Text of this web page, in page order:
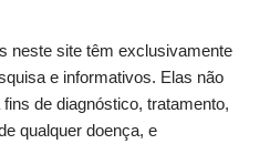
neste site têm exclusivamente
e informativos. Elas não
de diagnóstico, tratamento,
qualquer doença, e